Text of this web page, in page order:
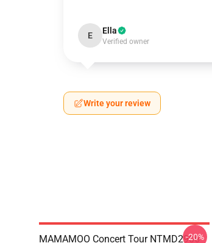
E Ella
Verified owner
Write your review
MAMAMOO Concert Tour NTMD2906
-20%